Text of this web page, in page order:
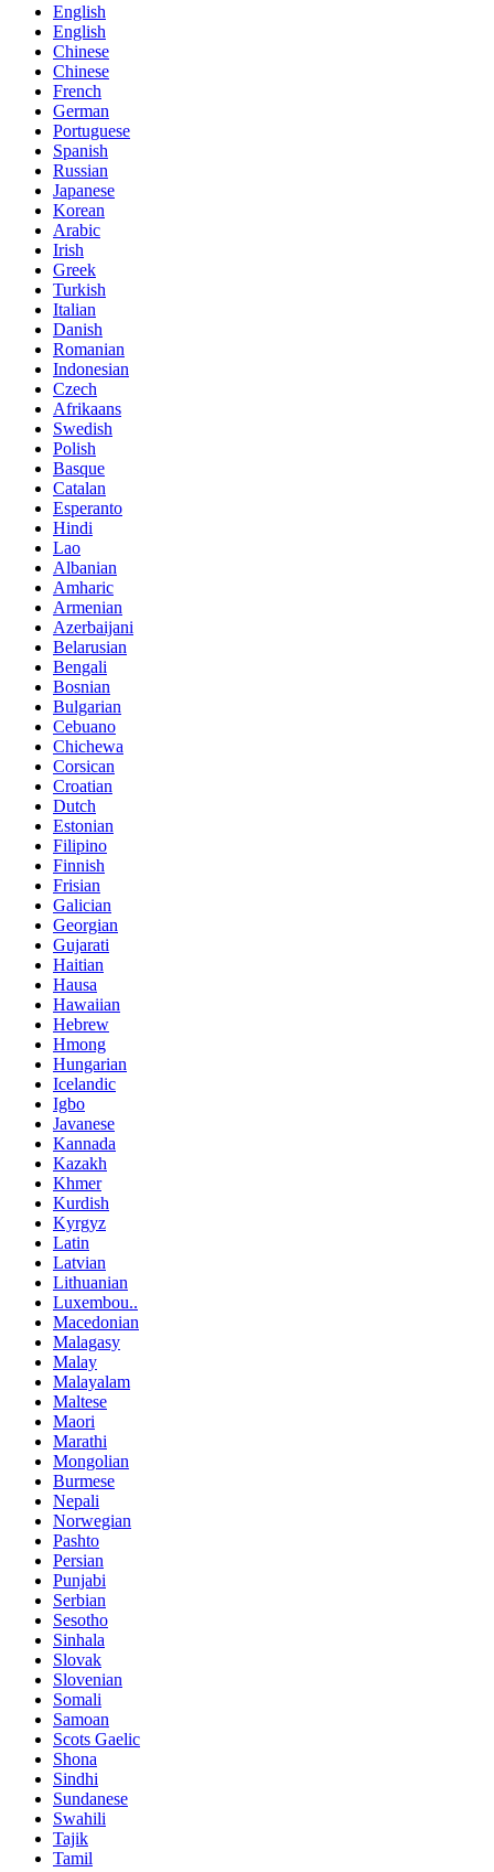
English
English
Chinese
Chinese
French
German
Portuguese
Spanish
Russian
Japanese
Korean
Arabic
Irish
Greek
Turkish
Italian
Danish
Romanian
Indonesian
Czech
Afrikaans
Swedish
Polish
Basque
Catalan
Esperanto
Hindi
Lao
Albanian
Amharic
Armenian
Azerbaijani
Belarusian
Bengali
Bosnian
Bulgarian
Cebuano
Chichewa
Corsican
Croatian
Dutch
Estonian
Filipino
Finnish
Frisian
Galician
Georgian
Gujarati
Haitian
Hausa
Hawaiian
Hebrew
Hmong
Hungarian
Icelandic
Igbo
Javanese
Kannada
Kazakh
Khmer
Kurdish
Kyrgyz
Latin
Latvian
Lithuanian
Luxembou..
Macedonian
Malagasy
Malay
Malayalam
Maltese
Maori
Marathi
Mongolian
Burmese
Nepali
Norwegian
Pashto
Persian
Punjabi
Serbian
Sesotho
Sinhala
Slovak
Slovenian
Somali
Samoan
Scots Gaelic
Shona
Sindhi
Sundanese
Swahili
Tajik
Tamil